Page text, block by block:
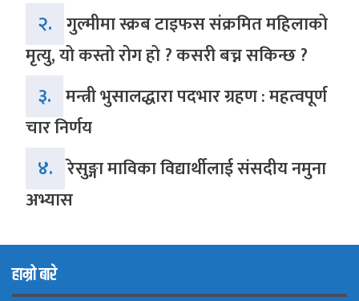
२. गुल्मीमा स्क्रब टाइफस संक्रमित महिलाको
मृत्यु, यो कस्तो रोग हो ? कसरी बच्न सकिन्छ ?
३. मन्त्री भुसालद्धारा पदभार ग्रहण : महत्वपूर्ण
चार निर्णय
४. रेसुङ्गा माविका विद्यार्थीलाई संसदीय नमुना
अभ्यास
हाम्रो बारे